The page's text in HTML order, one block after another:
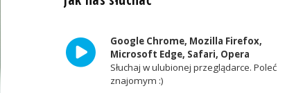
Google Chrome, Mozilla Firefox,
Microsoft Edge, Safari, Opera
Słuchaj w ulubionej przeglądarce. Poleć
znajomym :)